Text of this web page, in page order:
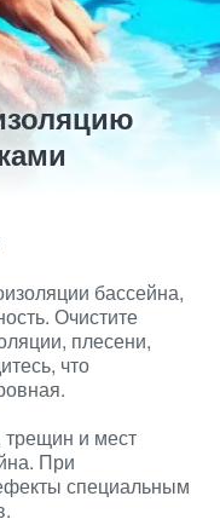
бассейна,
Очистите
плесени,
что
трещин и мест
При
специальным